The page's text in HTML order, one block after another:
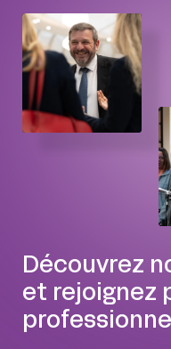
Découvrez
et rejoignez